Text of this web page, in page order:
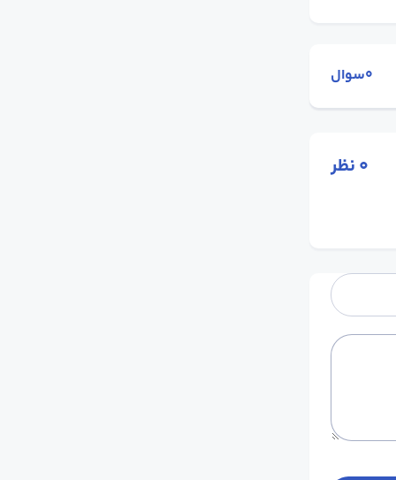
0سوال
0نظر